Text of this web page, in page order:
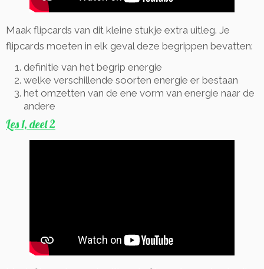
Maak flipcards van dit kleine stukje extra uitleg. Je
flipcards moeten in elk geval deze begrippen bevatten:
definitie van het begrip energie
welke verschillende soorten energie er bestaan
het omzetten van de ene vorm van energie naar de
andere
Les 1, deel 2